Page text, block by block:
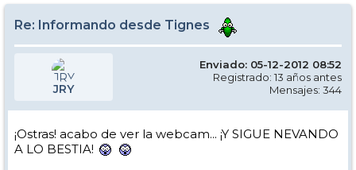
Re: Informando desde Tignes
JRY
Enviado: 05-12-2012 08:52
Registrado: 13 años antes
Mensajes: 344
¡Ostras! acabo de ver la webcam... ¡Y SIGUE NEVANDO
A LO BESTIA!